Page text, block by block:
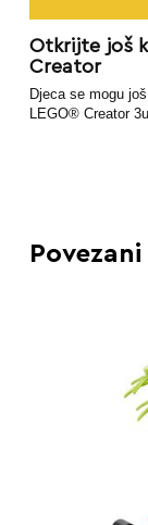
Otkrijte još
Creator
Djeca se mogu
LEGO® Creator